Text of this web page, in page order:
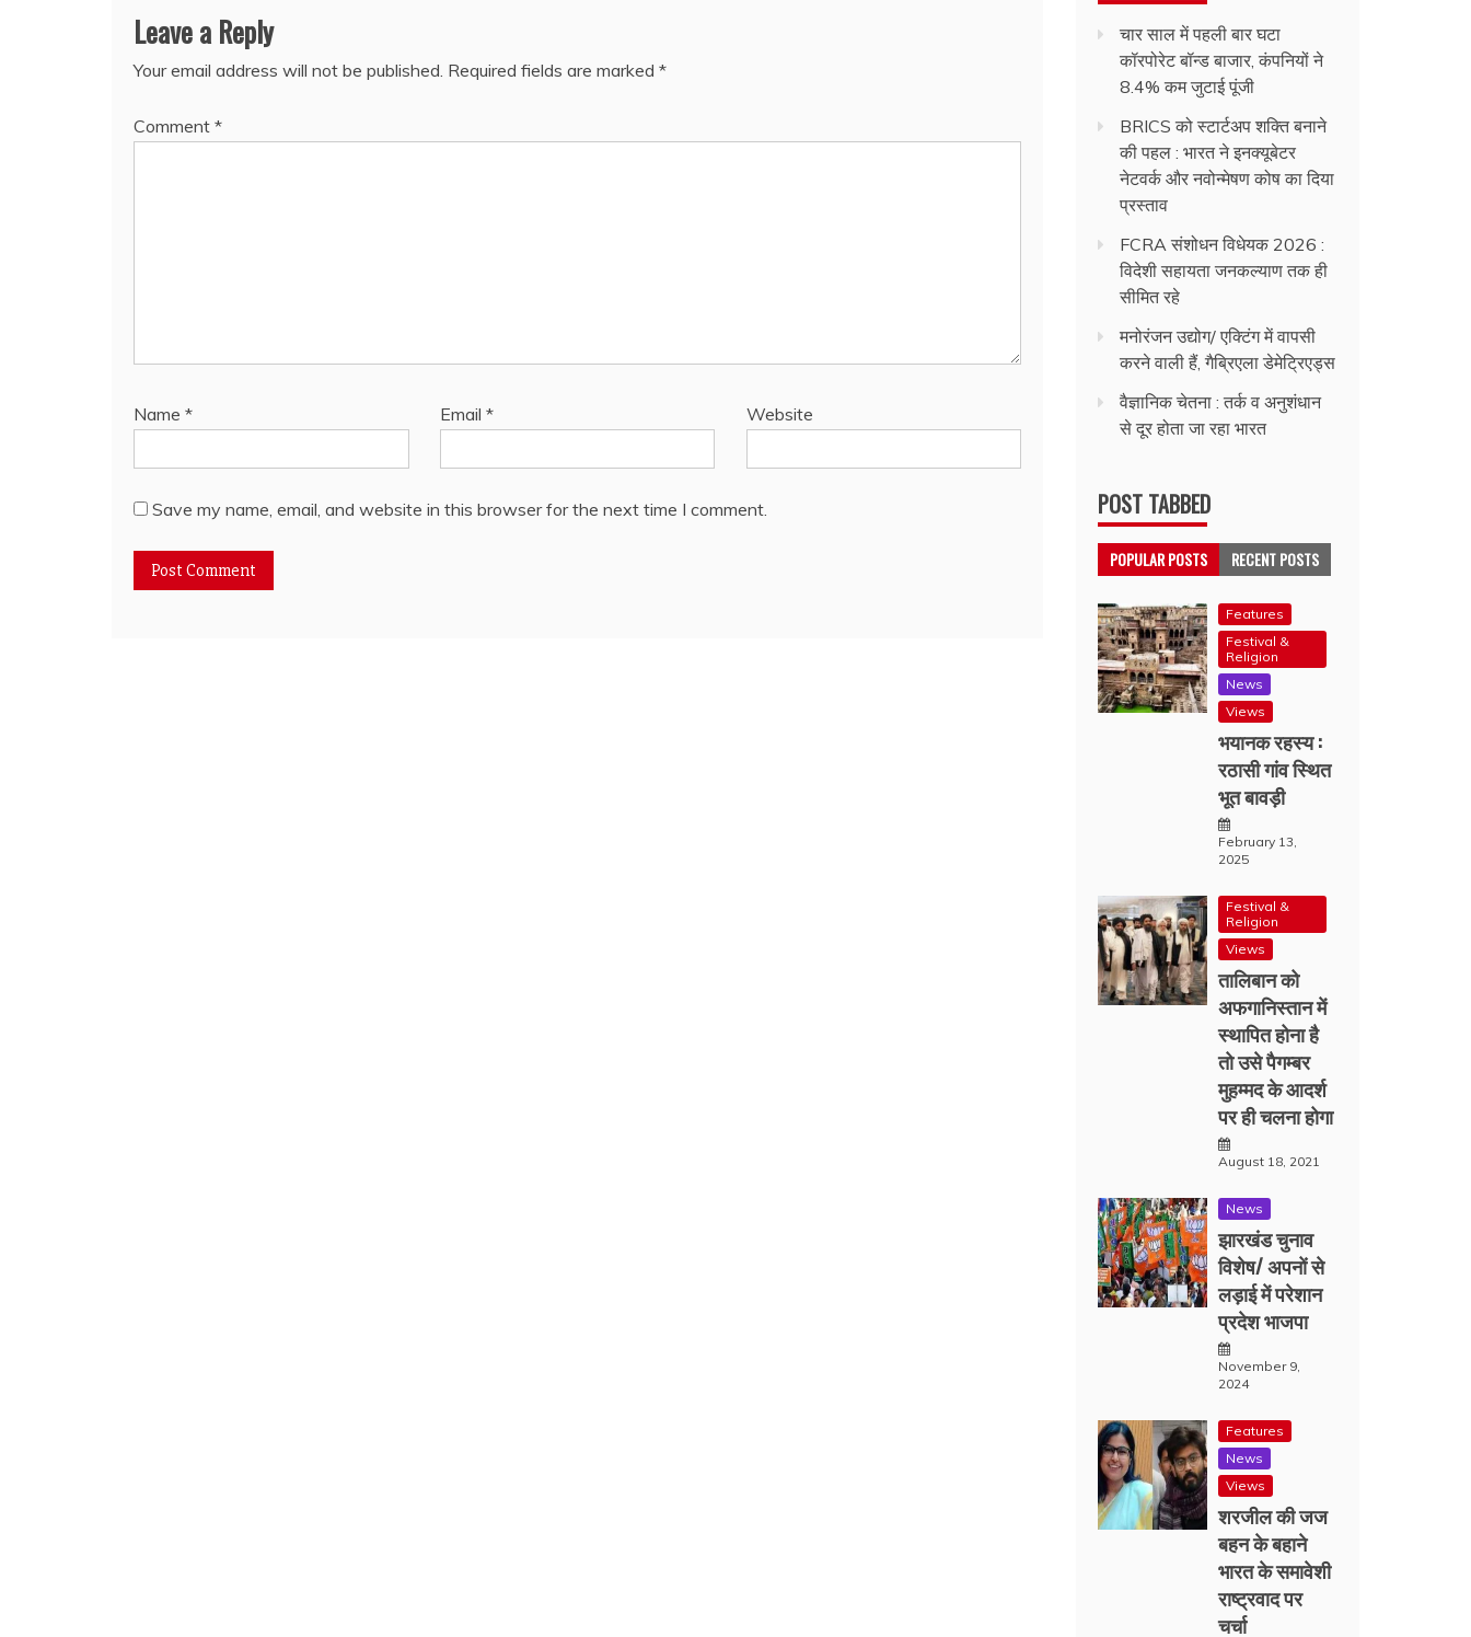
Leave a Reply
Your email address will not be published. Required fields are marked *
Comment *
Name * Email * Website
Save my name, email, and website in this browser for the next time I comment.
चार साल में पहली बार घटा
कॉरपोरेट बॉन्ड बाजार, कंपनियों ने
8.4% कम जुटाई पूंजी
BRICS को स्टार्टअप शक्ति बनाने
की पहल : भारत ने इनक्यूबेटर
नेटवर्क और नवोन्मेषण कोष का दिया
प्रस्ताव
FCRA संशोधन विधेयक 2026 :
विदेशी सहायता जनकल्याण तक ही
सीमित रहे
मनोरंजन उद्योग/ एक्टिंग में वापसी
करने वाली हैं, गैब्रिएला डेमेट्रिएड्स
वैज्ञानिक चेतना : तर्क व अनुशंधान
से दूर होता जा रहा भारत
POST TABBED
POPULAR POSTS RECENT POSTS
Features
Festival &
Religion
News
Views
भयानक रहस्य :
रठासी गांव स्थित
भूत बावड़ी
February 13,
2025
Festival &
Religion
Views
तालिबान को
अफगानिस्तान में
स्थापित होना है
तो उसे पैगम्बर
मुहम्मद के आदर्श
पर ही चलना होगा
August 18, 2021
News
झारखंड चुनाव
विशेष/ अपनों से
लड़ाई में परेशान
प्रदेश भाजपा
November 9,
2024
Features
News
Views
शरजील की जज
बहन के बहाने
भारत के समावेशी
राष्ट्रवाद पर
चर्चा